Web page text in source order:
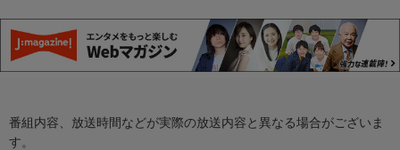
番組内容、放送時間などが実際の放送内容と異なる場合がございま
す。